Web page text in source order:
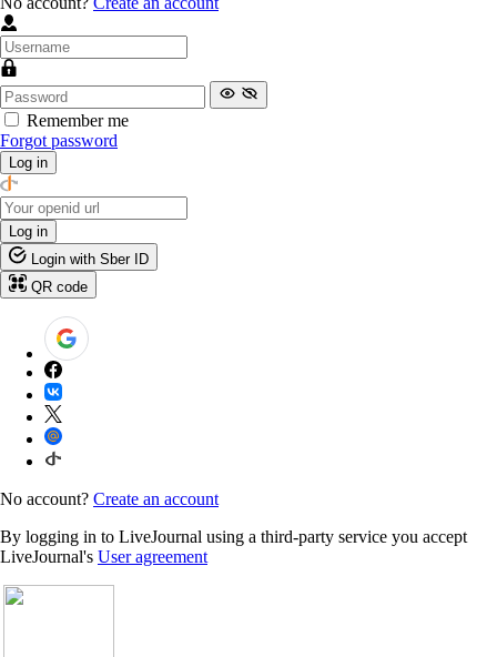
Remember me
Forgot password
Log in
Log in
Login with Sber ID
QR code
No account? Create an account
By logging in to LiveJournal using a third-party service you accept
LiveJournal's User agreement